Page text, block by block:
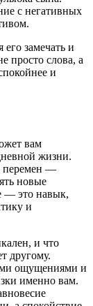
с негативных
замечать и
просто слова, а
и
вам
жизни.
перемен —
новые
— это навык,
и
и что
другому.
ощущениями и
именно вам.